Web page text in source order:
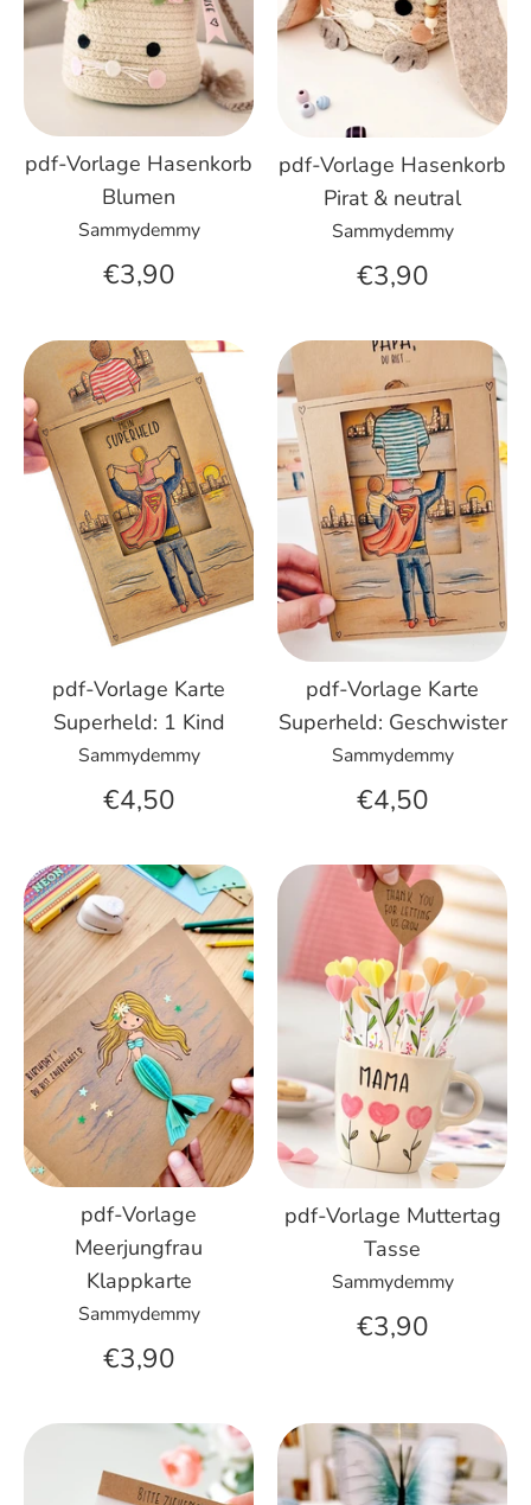
pdf-Vorlage Hasenkorb
Blumen
Sammydemmy
€3,90
pdf-Vorlage Hasenkorb
Pirat & neutral
Sammydemmy
€3,90
pdf-Vorlage Karte
Superheld: 1 Kind
Sammydemmy
€4,50
pdf-Vorlage Karte
Superheld: Geschwister
Sammydemmy
€4,50
pdf-Vorlage
Meerjungfrau
Klappkarte
Sammydemmy
€3,90
pdf-Vorlage Muttertag
Tasse
Sammydemmy
€3,90